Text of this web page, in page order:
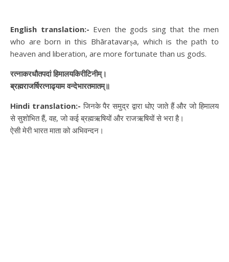
English translation:- Even the gods sing that the men
who are born in this Bhāratavarṣa, which is the path to
heaven and liberation, are more fortunate than us gods.
रत्नाकरधौतपदां हिमालयकिरीटिनीम्।
ब्रह्मराजर्षिरत्नाढ्याम वन्देभारतमातम्॥
Hindi translation:- जिनके पैर समुद्र द्वारा धोए जाते हैं और जो हिमालय
से सुशोभित हैं, वह, जो कई ब्रह्मऋषियों और राजऋषियों से भरा है।
ऐसी मेरी भारत माता को अभिवन्दन।